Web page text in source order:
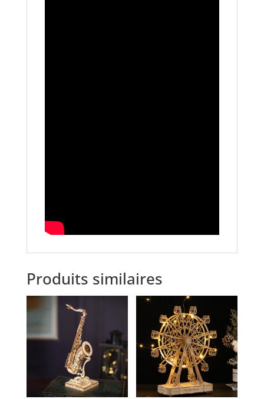
Produits similaires